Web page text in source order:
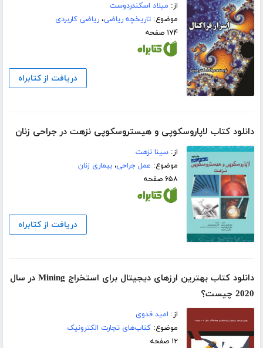
از: میلاد اسکندردوست
موضوع:تاریخچه ریاضی،ریاضی کاربردی
۱۷۴ صفحه
دریافت از کتابراه
دانلود کتاب لاپاروسکوپی و هیستروسکوپی نزهت در جراحی زنان
از:سینا نزهت
موضوع: عمل جراحی،بیماری زنان
۶۵۸ صفحه
دریافت از کتابراه
دانلود کتاب بهترین ارزهای دیجیتال برای استخراج Mining در سال
2020 چیست؟
از: امید فدوی
موضوع:کتاب‌های تجارت الکترونیک
۱۲ صفحه